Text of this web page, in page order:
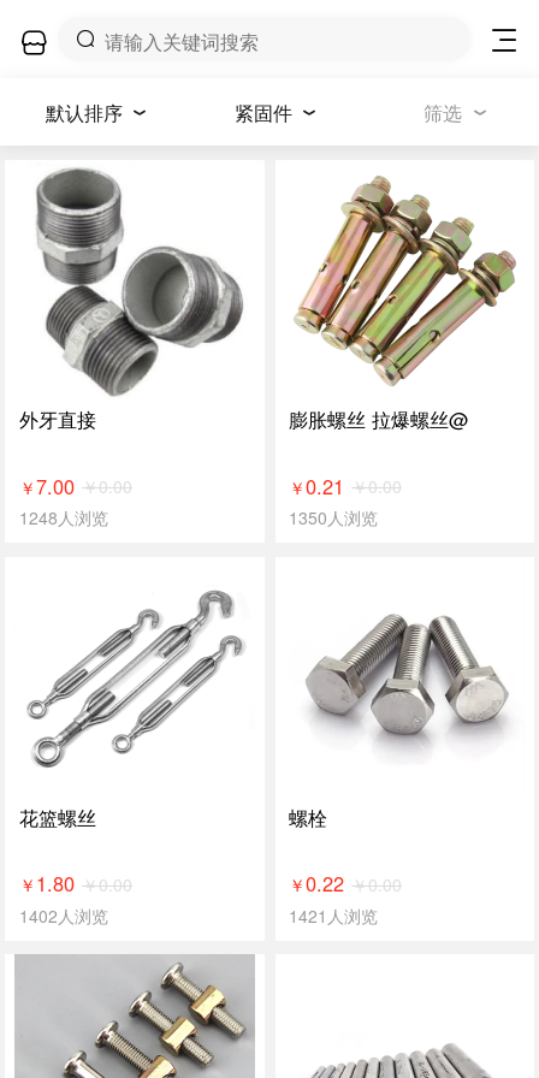
默认排序 紧固件 筛选
外牙直接
￥7.00 ￥0.00
1248人浏览
膨胀螺丝 拉爆螺丝@
￥0.21 ￥0.00
1350人浏览
花篮螺丝
￥ 1.80 ￥0.00
1402人浏览
螺栓
￥0.22 ￥0.00
1421人浏览